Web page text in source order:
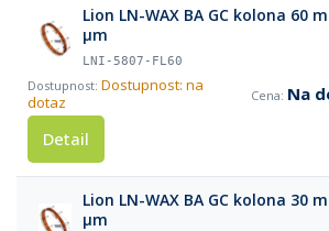
Lion LN-WAX BA GC kolona 60
µm
LNI-5807-FL60
Dostupnost: na
dotaz
Na
Detail
Lion LN-WAX BA GC kolona 30
µm